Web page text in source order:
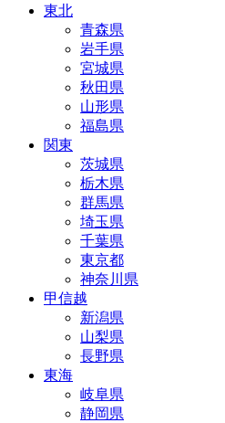
東北
青森県
岩手県
宮城県
秋田県
山形県
福島県
関東
茨城県
栃木県
群馬県
埼玉県
千葉県
東京都
神奈川県
甲信越
新潟県
山梨県
長野県
東海
岐阜県
静岡県